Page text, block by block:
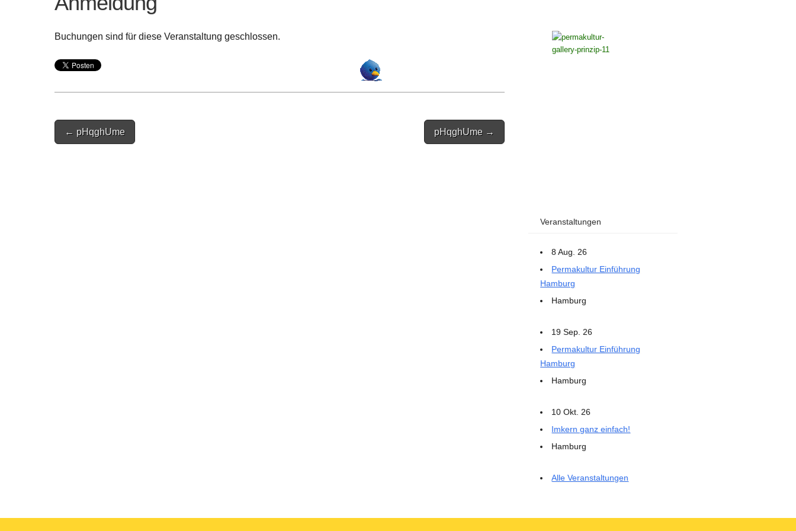
Buchungen sind für diese Veranstaltung geschlossen.
Post
navigation
← pHqghUme pHqghUme →
Veranstaltungen
8 Aug. 26
Permakultur Einführung
Hamburg
Hamburg
19 Sep. 26
Permakultur Einführung
Hamburg
Hamburg
10 Okt. 26
Imkern ganz einfach!
Hamburg
Alle Veranstaltungen